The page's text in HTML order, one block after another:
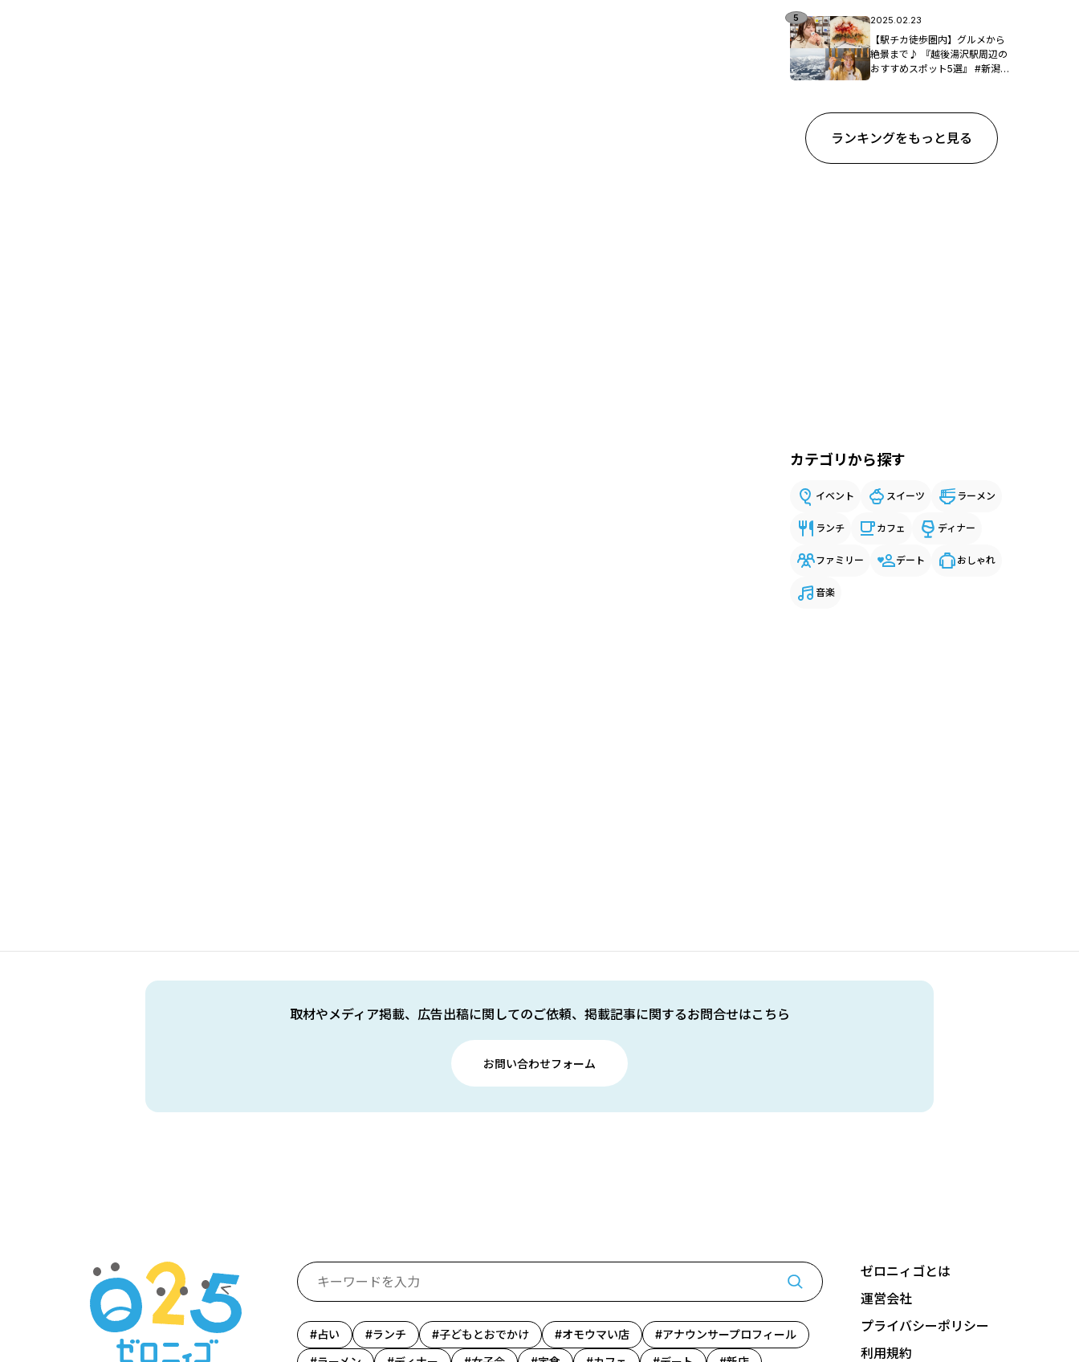
2025.02.23
【駅チカ徒歩圏内】グルメから
絶景まで♪ 『越後湯沢駅周辺の
おすすめスポット5選』 #新潟観
ランキングをもっと見る
カテゴリから探す
イベント スイーツ ラーメン
ランチ カフェ ディナー
ファミリー デート おしゃれ
音楽
取材やメディア掲載、広告出稿に関してのご依頼、掲載記事に関するお問合せはこちら
お問い合わせフォーム
占い ランチ 子どもとおでかけ オモウマい店
アナウンサープロフィール
ゼロニィゴとは
運営会社
プライバシーポリシー
利用規約